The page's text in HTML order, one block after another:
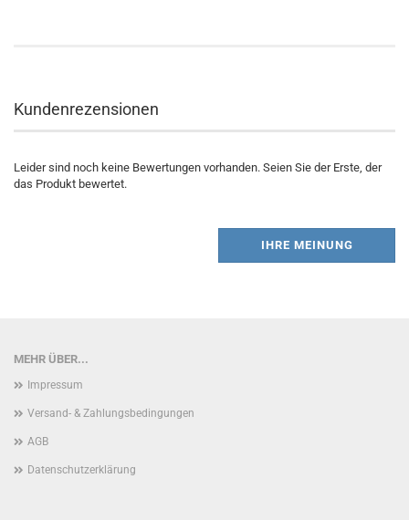
Kundenrezensionen
Leider sind noch keine Bewertungen vorhanden. Seien Sie der Erste, der
das Produkt bewertet.
IHRE MEINUNG
MEHR ÜBER...
Impressum
Versand- & Zahlungsbedingungen
AGB
Datenschutzerklärung